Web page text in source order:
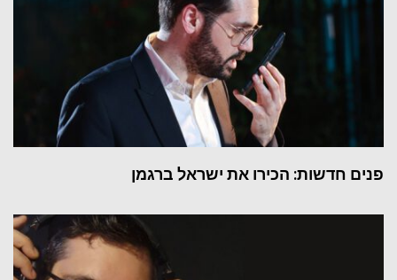
פנים חדשות: הכירו את ישראל ברגמן